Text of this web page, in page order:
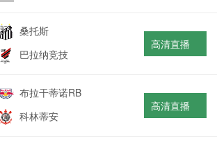
桑托斯
巴拉纳竞技
高清直播
布拉干蒂诺RB
科林蒂安
高清直播